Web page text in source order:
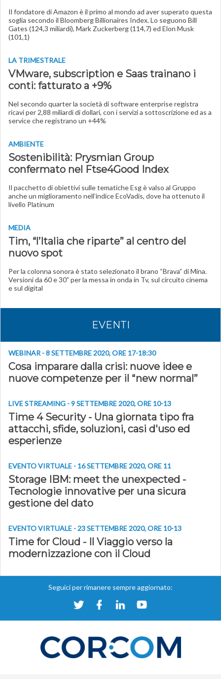
Il fondatore di Amazon è il primo al mondo ad aver superato questa
soglia secondo il Bloomberg Billionaires Index. Lo seguono Bill
Gates (124,3 miliardi), Mark Zuckerberg (114,7) ed Elon Musk
(101,1)
LA TRIMESTRALE
VMware, subscription e Saas trainano i
conti: fatturato a +9%
Nel secondo quarter la società di software enterprise registra
ricavi per 2,88 miliardi di dollari, con i servizi a sottoscrizione ed as a
service che registrano un +44%
AMBIENTE
Sostenibilità: Prysmian Group
confermato nel Ftse4Good Index
Il pacchetto di obiettivi sulle tematiche Esg è valso al Gruppo
anche un miglioramento nell’indice EcoVadis, dove ha ottenuto il
livello Platinum
MEDIA
Tim, “l’Italia che riparte” al centro del
nuovo spot
Per la colonna sonora è stato selezionato il brano “Brava” di Mina.
Versioni da 60 e 30” per la messa in onda in Tv, sul circuito cinema
e sul digital
EVENTI
WEBINAR - 8 SETTEMBRE 2020, ORE 17-18:30
Cosa imparare dalla crisi: nuove idee e
nuove competenze per il “new normal”
LIVE STREAMING - 9 SETTEMBRE 2020, ORE 10-13
Time 4 Security - Una giornata tipo fra
attacchi, sfide, soluzioni, casi d'uso ed
esperienze
EVENTO VIRTUALE - 16 SETTEMBRE 2020, ORE 11
Storage IBM: meet the unexpected -
Tecnologie innovative per una sicura
gestione del dato
EVENTO VIRTUALE - 23 SETTEMBRE 2020, ORE 10-13
Time for Cloud - Il Viaggio verso la
modernizzazione con il Cloud
Seguici per rimanere sempre aggiornato: